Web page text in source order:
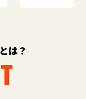
は？